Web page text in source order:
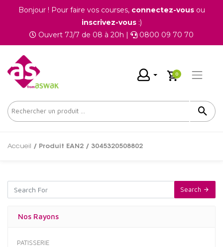
Bonjour ! Pour faire vos courses, connectez-vousou
inscrivez-vous:)
Ouvert 7J/7 de 08 à 20h |
0800 09 70 70
0
Accueil / Produit EAN2 / 3045320508802
Search
Nos Rayons
PATISSERIE